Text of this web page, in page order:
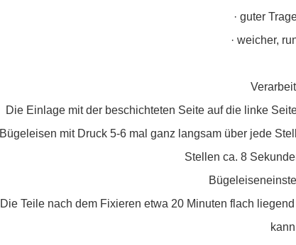
· guter
· weicher,
Die Einlage mit der beschichteten Seite auf die linke
Bügeleisen mit Druck 5-6 mal ganz langsam über jede
Stellen ca. 8
Die Teile nach dem Fixieren etwa 20 Minuten flach